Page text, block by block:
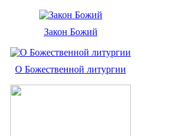
Закон Божий
О Божественной литургии